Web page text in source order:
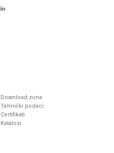
Download zona
Tehnički podaci
Certifikati
Katalozi